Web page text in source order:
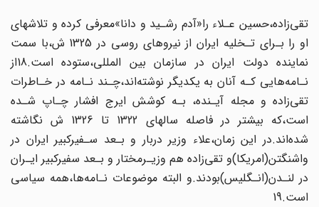
تقی‌زاده،حسین عـلاء را«آدم رشـید و دانا»معرفی کرده و تلاشهای
او را بـرای تـخلیه ایران ‌‌از‌ نیروهای روسی در 1325 ش،با سمت
نماینده دولت ایران در سازمان بین المللی‌،ستوده‌‌ است‌.18از
نـامه‌هایی کـه آنان به یکدیگر نوشته‌اند،چـند نـامه در خـاطرات
تقی‌زاده و مجله آیـنده‌، بـه کوشش ایرج افشار چـاپ شـده
است،که بیشتر در فاصله سالهای 1322‌ تا 1326 ش نگاشته‌
شده‌اند‌.در‌ این زمان،علاء وزیر دربار و بـعد سـفیرکبیر ایران در
واشنگتن(امریکا)و تقی‌زاده‌ هم وزیـرمختار و بـعد سفیرکبیر ایـران
در لنـدن(انـگلیس)بودند.و البته موضوعات نـامه‌ها،همه‌ سیاسی
است.19